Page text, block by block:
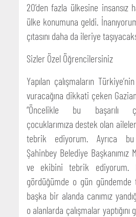
20’den fazla ülkesine insansız
ülke konumuna geldi.
çıtasını daha da ileriye
Sizler Özel Öğrencilersiniz
Yapılan çalışmaların
vuracağına dikkati çeken
“Öncelikle bu başarılı
çocuklarımıza destek olan
tebrik ediyorum. Ayrıca
Şahinbey Belediye Başkanımız
ve ekibini tebrik ediyorum.
gördüğümde o gün
başka bir alanda canımız
o alanlarda çalışmalar